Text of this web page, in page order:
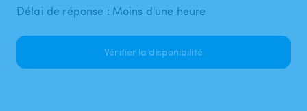
Délai de réponse : Moins d'une heure
Vérifier la disponibilité